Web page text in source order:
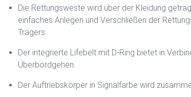
Die Rettungsweste wird über der Kleidung
einfaches Anlegen und Verschließen der
Trägers.
Der integrierte Lifebelt mit D-Ring bietet in
Überbordgehen.
Der Auftriebskörper in Signalfarbe wird